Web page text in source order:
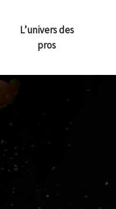
L’univers des
pros